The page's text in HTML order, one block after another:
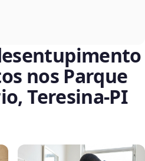
nos Parque
Teresina‑PI